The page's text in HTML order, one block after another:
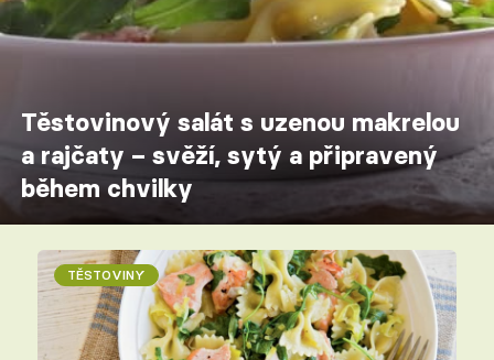
Těstovinový salát s uzenou makrelou
a rajčaty – svěží, sytý a připravený
během chvilky
TĚSTOVINY